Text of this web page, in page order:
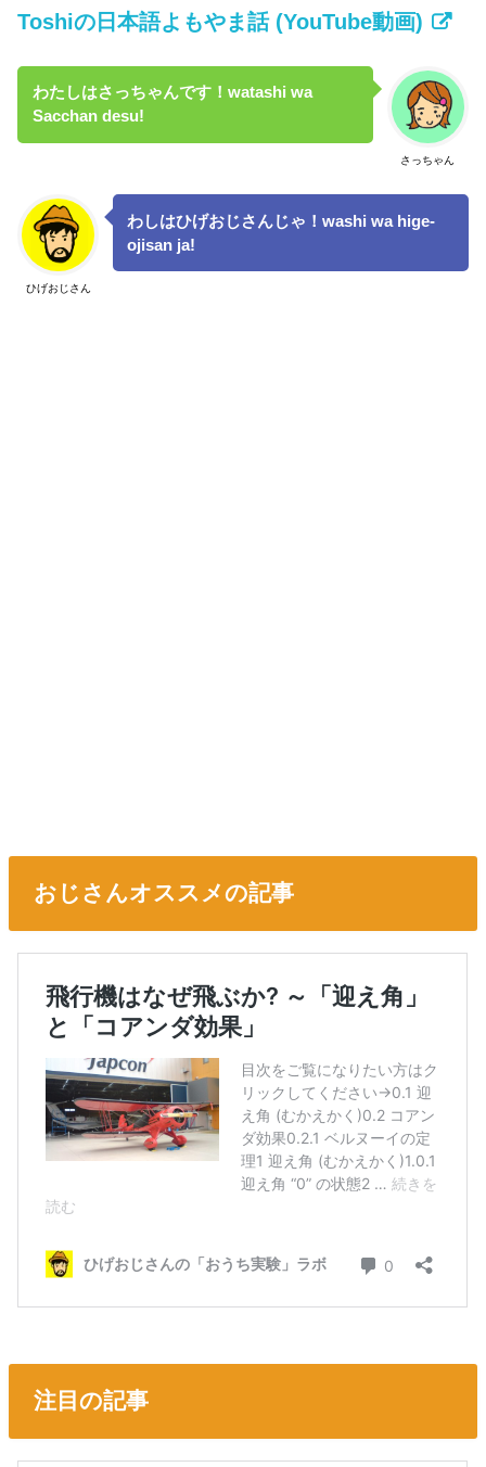
Toshiの日本語よもやま話 (YouTube動画)
さっちゃん
わたしはさっちゃんです！watashi wa
Sacchan desu!
ひげおじさん
わしはひげおじさんじゃ！washi wa hige-
ojisan ja!
おじさんオススメの記事
注目の記事